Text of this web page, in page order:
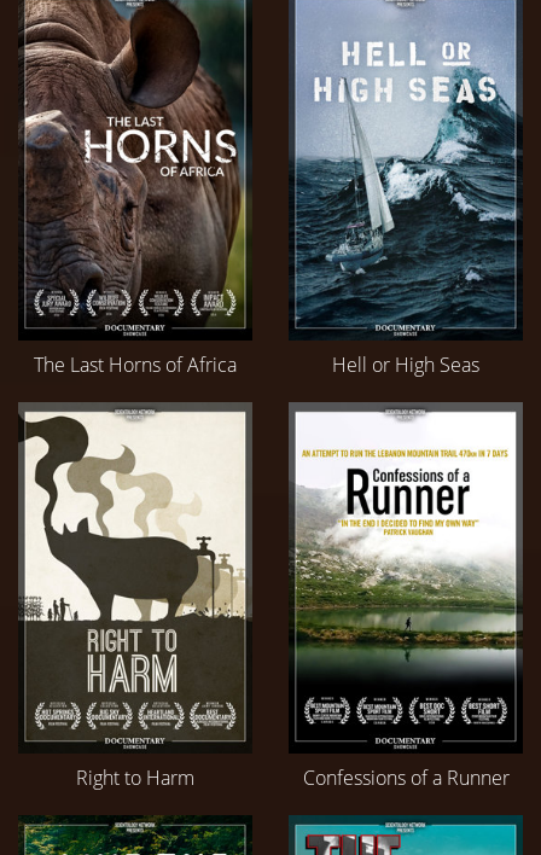
The Last Horns of Africa Hell or High Seas
Right to Harm Confessions of a Runner